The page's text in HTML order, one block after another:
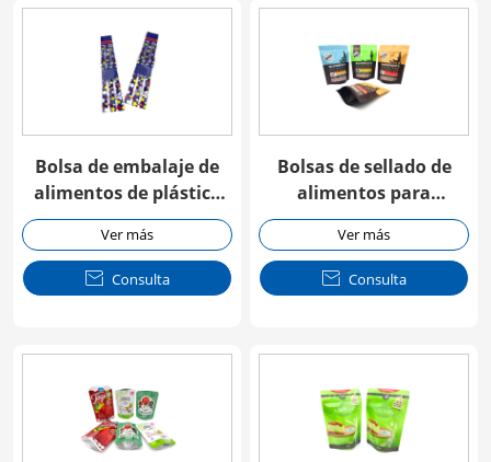
Bolsa de embalaje de
alimentos de plástico
de sellado lateral de 3
Ver más
 Consulta
Bolsas de sellado de
alimentos para
mascotas de cierre de la
prensa de cremallera
Ver más
 Consulta